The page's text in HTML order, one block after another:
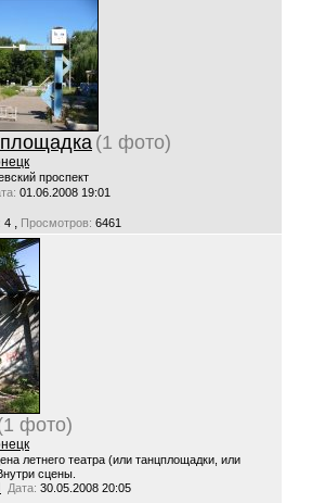
(1 фото)
проспект
01.06.2008 19:01
4 , Просмотров: 6461
фото)
летнего театра (или танцплощадки, или
сцены.
Дата: 30.05.2008 20:05